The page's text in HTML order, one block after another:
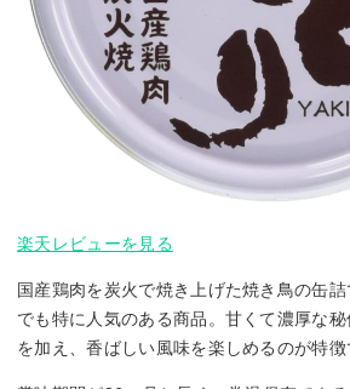
楽天レビューを見る
国産鶏肉を炭火で焼き上げた焼き鳥の缶
でも特に人気のある商品。甘くて濃厚な
を加え、香ばしい風味を楽しめるのが特徴